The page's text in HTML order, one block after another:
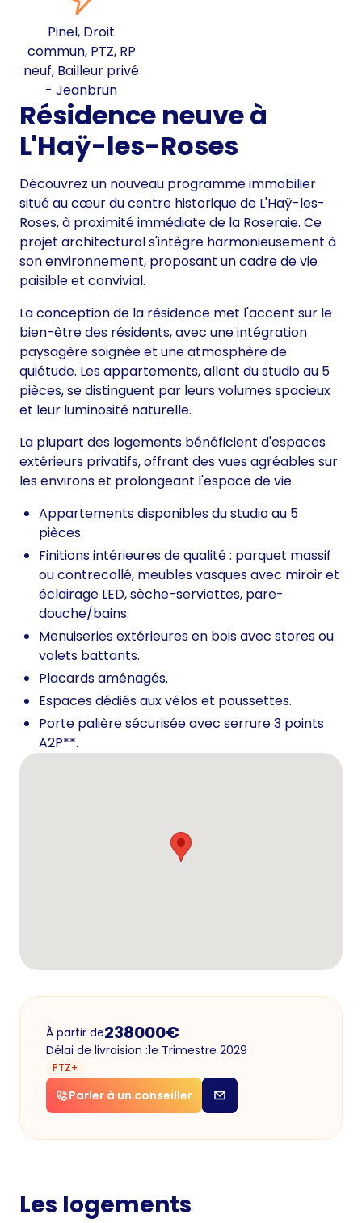
Pinel, Droit
commun, PTZ, RP
neuf, Bailleur privé
- Jeanbrun
Résidence neuve à
L'Haÿ-les-Roses
Découvrez un nouveau programme immobilier
situé au cœur du centre historique de L'Haÿ-les-
Roses, à proximité immédiate de la Roseraie. Ce
projet architectural s'intègre harmonieusement à
son environnement, proposant un cadre de vie
paisible et convivial.
La conception de la résidence met l'accent sur le
bien-être des résidents, avec une intégration
paysagère soignée et une atmosphère de
quiétude. Les appartements, allant du studio au 5
pièces, se distinguent par leurs volumes spacieux
et leur luminosité naturelle.
La plupart des logements bénéficient d'espaces
extérieurs privatifs, offrant des vues agréables sur
les environs et prolongeant l'espace de vie.
Appartements disponibles du studio au 5
pièces.
Finitions intérieures de qualité : parquet massif
ou contrecollé, meubles vasques avec miroir et
éclairage LED, sèche-serviettes, pare-
douche/bains.
Menuiseries extérieures en bois avec stores ou
volets battants.
Placards aménagés.
Espaces dédiés aux vélos et poussettes.
Porte palière sécurisée avec serrure 3 points
A2P**.
À partir de238000€
Délai de livraision :1e Trimestre 2029
PTZ+
Parler à un conseiller
Les logements